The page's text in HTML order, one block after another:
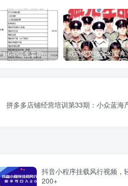
小学1-6年级全套助学资源包（9000GB）(超值的精品资源-会员也需单独购买哦) 既恐怖又搞
拼多多店铺经营培训第33期：小众蓝海
抖音小程序挂载风行视频，
200+